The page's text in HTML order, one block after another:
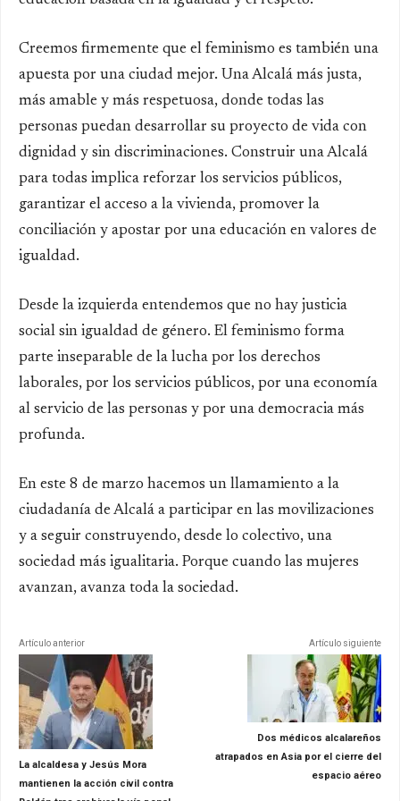
Creemos firmemente que el feminismo es también una
apuesta por una ciudad mejor. Una Alcalá más justa,
más amable y más respetuosa, donde todas las
personas puedan desarrollar su proyecto de vida con
dignidad y sin discriminaciones. Construir una Alcalá
para todas implica reforzar los servicios públicos,
garantizar el acceso a la vivienda, promover la
conciliación y apostar por una educación en valores de
igualdad.
Desde la izquierda entendemos que no hay justicia
social sin igualdad de género. El feminismo forma
parte inseparable de la lucha por los derechos
laborales, por los servicios públicos, por una economía
al servicio de las personas y por una democracia más
profunda.
En este 8 de marzo hacemos un llamamiento a la
ciudadanía de Alcalá a participar en las movilizaciones
y a seguir construyendo, desde lo colectivo, una
sociedad más igualitaria. Porque cuando las mujeres
avanzan, avanza toda la sociedad.
Artículo anterior
La alcaldesa y Jesús Mora
mantienen la acción civil contra
Artículo siguiente
Dos médicos alcalareños
atrapados en Asia por el cierre del
espacio aéreo